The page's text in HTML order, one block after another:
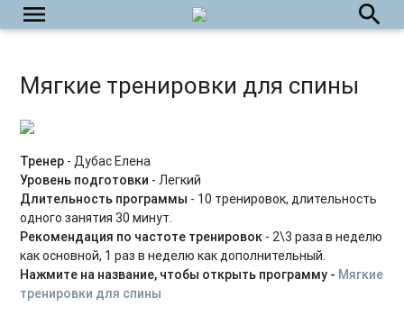
menu
Пилатес 45+
Йога на каждый день
Укрепляем тазовое дно
Силовые тренировки для начинающих
Power Yoga
Силовые тренировки для продвинутых
Табата на каждый день
search
Мягкие тренировки для спины
Тренер - Дубас Елена
Уровень подготовки - Легкий
Длительность программы - 10 тренировок, длительность
одного занятия 30 минут.
Рекомендация по частоте тренировок - 2\3 раза в неделю
как основной, 1 раз в неделю как дополнительный.
Нажмите на название, чтобы открыть программу - Мягкие
тренировки для спины